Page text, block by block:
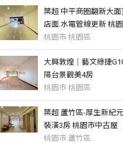
葉超 中平商圈翻新大面
店面.水電管線更新 桃園
古屋
桃園市 桃園區
大興敦煌｜藝文綠捷
陽台景觀美4房
桃園市 桃園區
葉超 蘆竹區-厚生新紀
裝潢3房 桃園市中古屋
桃園市 蘆竹區